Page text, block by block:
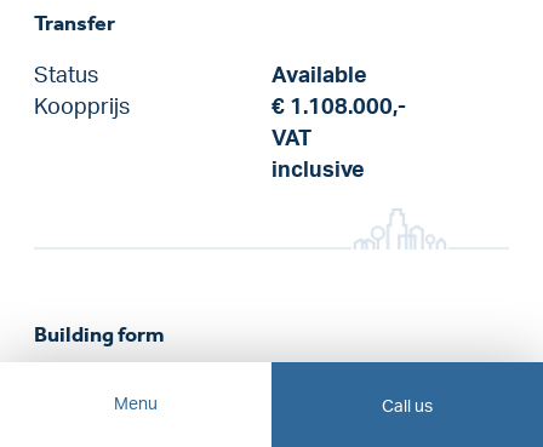
Menu Call us
Transfer
Status
Available
Koopprijs
€ 1.108.000,-
VAT
inclusive
Building form